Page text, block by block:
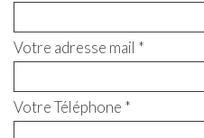
Votre adresse mail *
Votre Téléphone *